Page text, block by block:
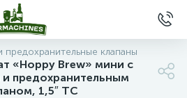
клапаны
«Hoppy Brew» мини с
предохранительным
1,5″ TC